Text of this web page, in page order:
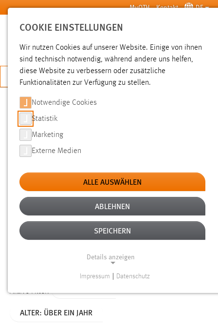
Zum Hauptinhalt springen MyOTH Kontakt DE
SUCHE
JETZT BEWERBEN
SUCHE
FILTER
Typ
Erstellungsdatum
Alter
Aktive Filter:
ALTER: ÜBER EIN JAHR
COOKIE EINSTELLUNGEN
Wir nutzen Cookies auf unserer Website. Einige von ihnen
sind technisch notwendig, während andere uns helfen,
diese Website zu verbessern oder zusätzliche
Funktionalitäten zur Verfügung zu stellen.
Notwendige Cookies
Statistik
Marketing
Externe Medien
ALLE AUSWÄHLEN
ABLEHNEN
SPEICHERN
Details anzeigen
Funktionen und sind für die einwandfreie Funktion der
Impressum Datenschutz